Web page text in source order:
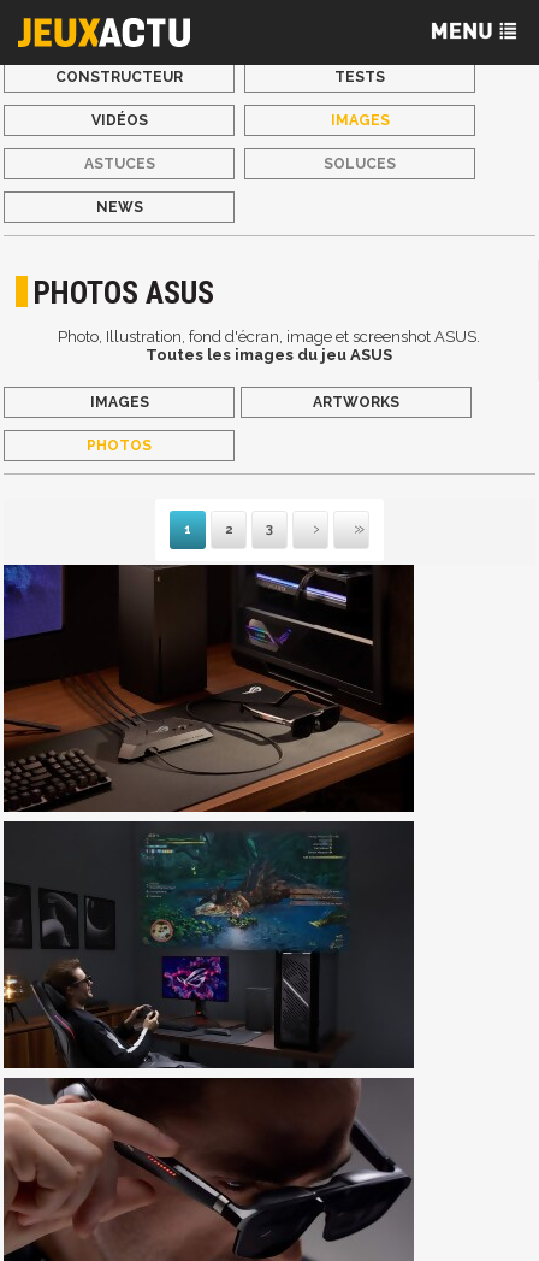
CONSTRUCTEUR TESTS
VIDÉOS IMAGES
ASTUCES SOLUCES
NEWS
PHOTOS ASUS
Photo, Illustration, fond d'écran, image et screenshot ASUS.
Toutes les images du jeu ASUS
IMAGES ARTWORKS
PHOTOS
1 2 3
Suivante
Dernière